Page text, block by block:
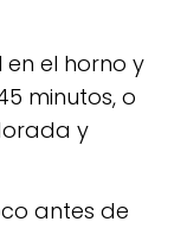
el horno y
minutos, o
y
antes de